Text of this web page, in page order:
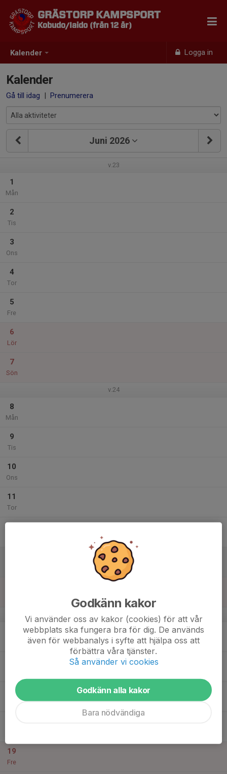
Kalender Logga in
GRÄSTORP KAMPSPORT
Kobudo/Iaido (från 12 år)
Kalender
Gå till idag | Prenumerera
Juni 2026
v.23
1
Mån
2
Tis
3
Ons
4
Tor
5
Fre
6
Lör
7
Sön
v.24
8
Mån
9
Tis
10
Ons
11
Tor
v.25
17
19
Fre
Godkänn kakor
Vi använder oss av kakor (cookies) för att vår
webbplats ska fungera bra för dig. De används
även för webbanalys i syfte att hjälpa oss att
förbättra våra tjänster.
Så använder vi cookies
Godkänn alla kakor
Bara nödvändiga